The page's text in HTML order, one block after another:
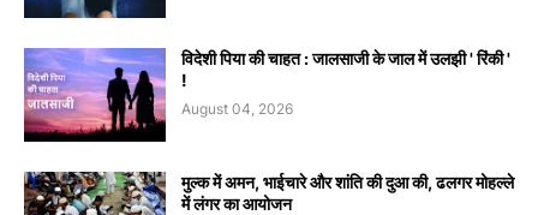
विदेशी पिया की चाहत : जालसाजी के जाल में उलझी ' रिंकी '
!
August 04, 2026
मुल्क में अमन, भाईचारे और शांति की दुआ की, ढलगर मोहल्ले
में लंगर का आयोजन